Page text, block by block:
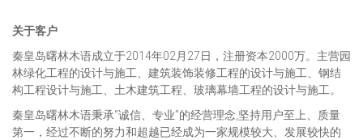
关于客户
秦皇岛曙林木语成立于2014年02月27日，注册资本2000万。主营园
林绿化工程的设计与施工、建筑装饰装修工程的设计与施工、钢结
构工程设计与施工、土木建筑工程、玻璃幕墙工程的设计与施工。
秦皇岛曙林木语秉承“诚信、专业”的经营理念,坚持用户至上、质量
第一，经过不断的努力和超越已经成为一家规模较大、发展较快的